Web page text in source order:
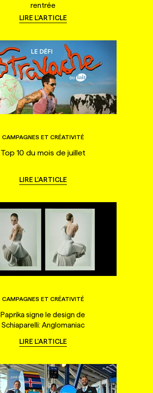
rentrée
LIRE L'ARTICLE
CAMPAGNES ET CRÉATIVITÉ
Top 10 du mois de juillet
LIRE L'ARTICLE
CAMPAGNES ET CRÉATIVITÉ
Paprika signe le design de
Schiaparelli: Anglomaniac
LIRE L'ARTICLE